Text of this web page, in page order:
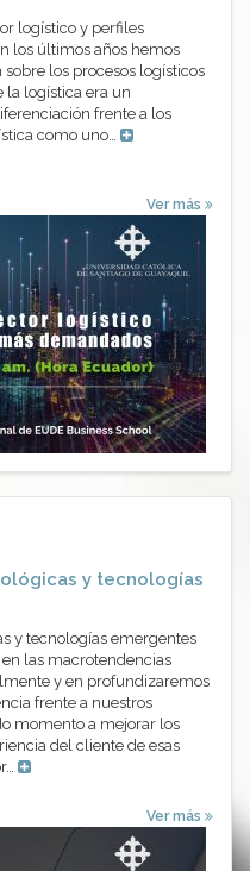
logístico y perfiles
los últimos años hemos
los procesos logísticos
la logística era un
frente a los
como uno…
Ver más
y tecnologías
y tecnologías emergentes
las macrotendencias
y en profundizaremos
frente a nuestros
momento a mejorar los
del cliente de esas
Ver más